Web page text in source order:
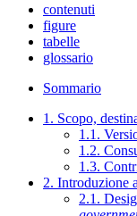
contenuti
figure
tabelle
glossario
Sommario
1. Scopo,
1.1.
1.2.
1.3.
2. Introduzione
2.1.